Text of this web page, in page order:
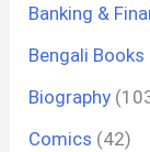
Banking &
Bengali Books
Biography
Comics (42)